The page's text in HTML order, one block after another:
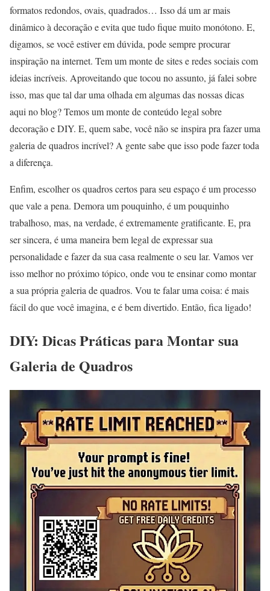
formatos redondos, ovais, quadrados… Isso dá um ar mais
dinâmico à decoração e evita que tudo fique muito monótono. E,
digamos, se você estiver em dúvida, pode sempre procurar
inspiração na internet. Tem um monte de sites e redes sociais com
ideias incríveis. Aproveitando que tocou no assunto, já falei sobre
isso, mas que tal dar uma olhada em algumas das nossas dicas
aqui no blog? Temos um monte de conteúdo legal sobre
decoração e DIY. E, quem sabe, você não se inspira pra fazer uma
galeria de quadros incrível? A gente sabe que isso pode fazer toda
a diferença.
Enfim, escolher os quadros certos para seu espaço é um processo
que vale a pena. Demora um pouquinho, é um pouquinho
trabalhoso, mas, na verdade, é extremamente gratificante. E, pra
ser sincera, é uma maneira bem legal de expressar sua
personalidade e fazer da sua casa realmente o seu lar. Vamos ver
isso melhor no próximo tópico, onde vou te ensinar como montar
a sua própria galeria de quadros. Vou te falar uma coisa: é mais
fácil do que você imagina, e é bem divertido. Então, fica ligado!
DIY: Dicas Práticas para Montar sua
Galeria de Quadros